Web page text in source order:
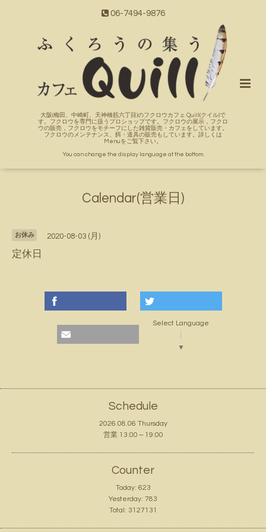
06-7494-9876
大阪(梅田、中崎町、天神橋筋六丁目)のフクロウカフェ Quill(クイル)で
す。フクロウを専門に扱うプロショップです。フクロウの展示，フクロ
ウの販売，フクロウをモチーフにした雑貨販売・カフェをしています。
フクロウのメンテナンス、餌・道具の販売もしています。詳しくは
Menuをご覧下さい。
You can change the display language at the bottom.
Calendar(営業日)
お休み 2020-08-03 (月)
定休日
Select Language
▼
Schedule
2026.08.06 Thursday
営業 13:00～19:00
Counter
Today: 623
Yesterday: 783
Total: 3127131